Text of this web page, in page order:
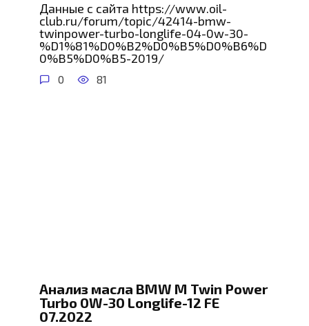
Данные с сайта https://www.oil-
club.ru/forum/topic/42414-bmw-
twinpower-turbo-longlife-04-0w-30-
%D1%81%D0%B2%D0%B5%D0%B6%D
0%B5%D0%B5-2019/
0 81
Анализ масла BMW M Twin Power
Turbo 0W-30 Longlife-12 FE
07.2022